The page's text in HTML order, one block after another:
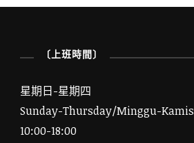
〔上班時間〕
星期日-星期四
Sunday-Thursday/Minggu-Kamis
10:00-18:00